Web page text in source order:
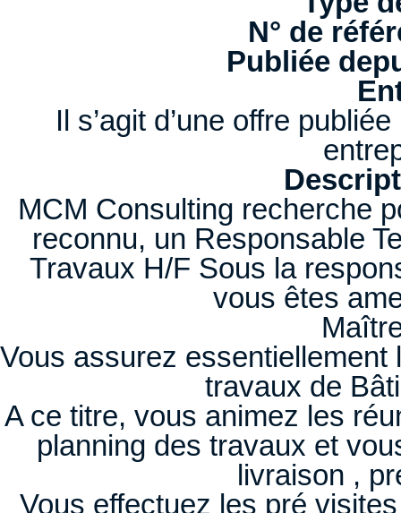
N° de
Publiée
Il s’agit d’une offre
MCM Consulting recherche
reconnu, un Responsable
Travaux H/F Sous la
vous êtes
Vous assurez essentiellement
travaux de
A ce titre, vous animez les
planning des travaux et
livraison ,
Vous effectuez les pré